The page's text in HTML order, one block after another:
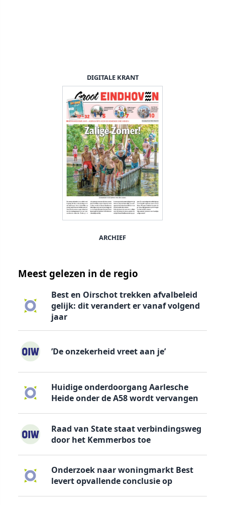
DIGITALE KRANT
ARCHIEF
Meest gelezen in de regio
Best en Oirschot trekken afvalbeleid
gelijk: dit verandert er vanaf volgend
jaar
’De onzekerheid vreet aan je’
Huidige onderdoorgang Aarlesche
Heide onder de A58 wordt vervangen
Raad van State staat verbindingsweg
door het Kemmerbos toe
Onderzoek naar woningmarkt Best
levert opvallende conclusie op